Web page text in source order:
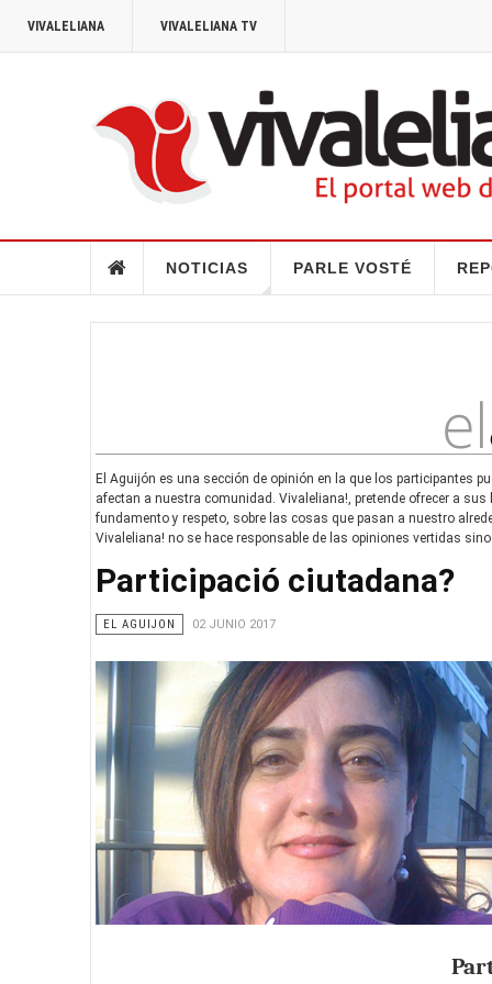
VIVALELIANA VIVALELIANA TV
NOTICIAS PARLE VOSTÉ
El Aguijón es una sección de opinión en la que los participantes
afectan a nuestra comunidad. Vivaleliana!, pretende ofrecer a
fundamento y respeto, sobre las cosas que pasan a nuestro
Vivaleliana! no se hace responsable de las opiniones vertidas
Participació ciutadana?
EL AGUIJON 02 JUNIO 2017